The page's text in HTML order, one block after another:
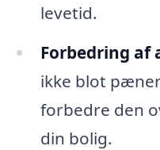
levetid.
Forbedring af
ikke blot
forbedre den
din bolig.